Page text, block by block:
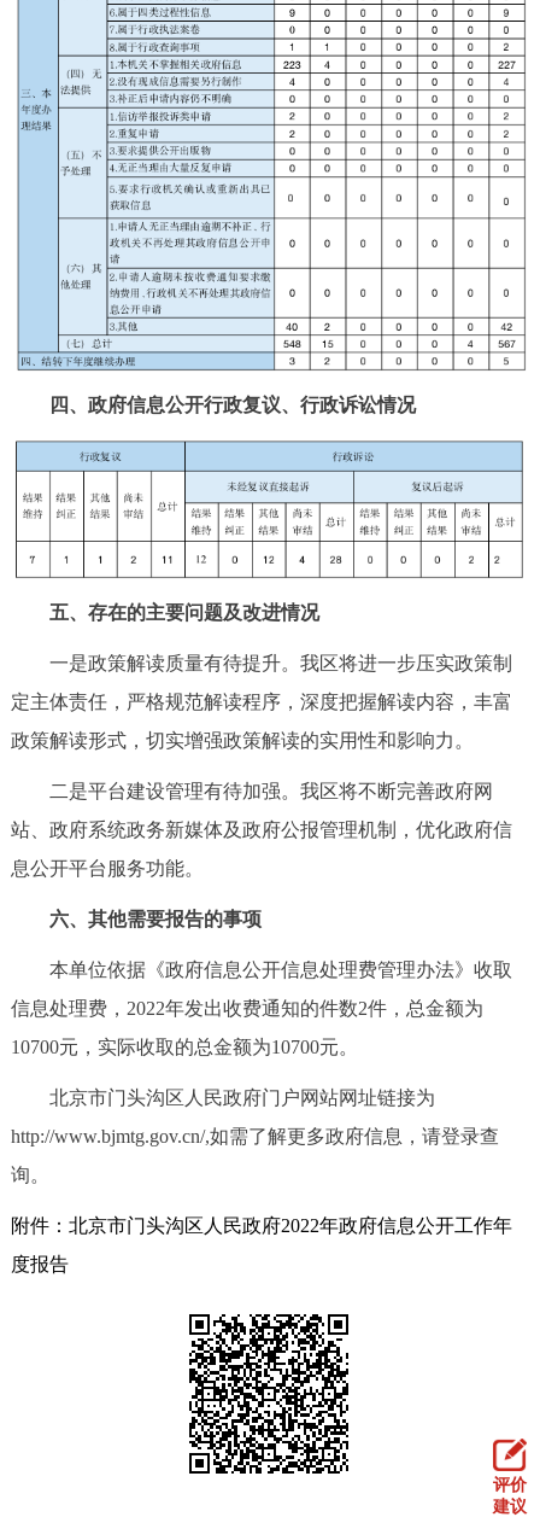
四、政府信息公开行政复议、行政诉讼情况
五、存在的主要问题及改进情况
一是政策解读质量有待提升。我区将进一步压实政策制
定主体责任，严格规范解读程序，深度把握解读内容，丰富
政策解读形式，切实增强政策解读的实用性和影响力。
二是平台建设管理有待加强。我区将不断完善政府网
站、政府系统政务新媒体及政府公报管理机制，优化政府信
息公开平台服务功能。
六、其他需要报告的事项
本单位依据《政府信息公开信息处理费管理办法》收取
信息处理费，2022年发出收费通知的件数2件，总金额为
10700元，实际收取的总金额为10700元。
北京市门头沟区人民政府门户网站网址链接为
http://www.bjmtg.gov.cn/,如需了解更多政府信息，请登录查
询。
附件：北京市门头沟区人民政府2022年政府信息公开工作年
度报告
评价
建议